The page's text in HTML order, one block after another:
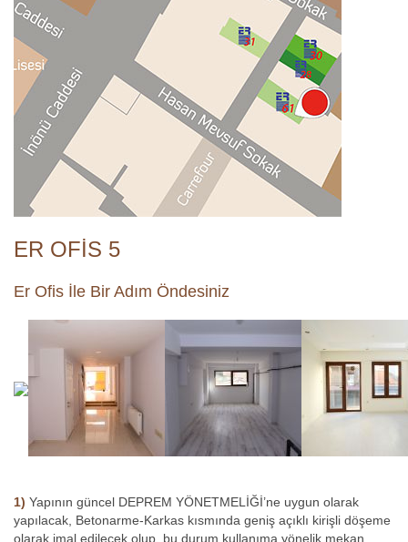
ER OFİS 5
Er Ofis İle Bir Adım Öndesiniz
1) Yapının güncel DEPREM YÖNETMELİĞİ’ne uygun olarak
yapılacak, Betonarme-Karkas kısmında geniş açıklı kirişli döşeme
olarak imal edilecek olup, bu durum kullanıma yönelik mekan